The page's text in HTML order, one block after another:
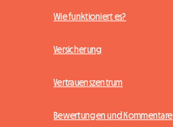
Wie funktioniert es?
Versicherung
Vertrauenszentrum
Bewertungen und Kommentare